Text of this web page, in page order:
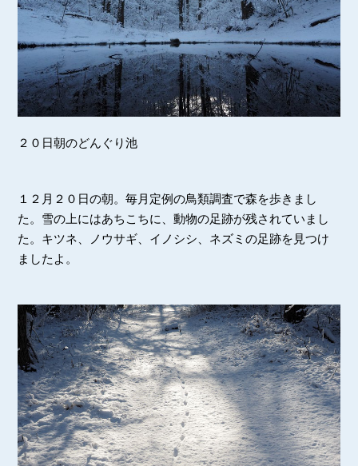
２０日朝のどんぐり池
１２月２０日の朝。毎月定例の鳥類調査で森を歩きまし
た。雪の上にはあちこちに、動物の足跡が残されていまし
た。キツネ、ノウサギ、イノシシ、ネズミの足跡を見つけ
ましたよ。